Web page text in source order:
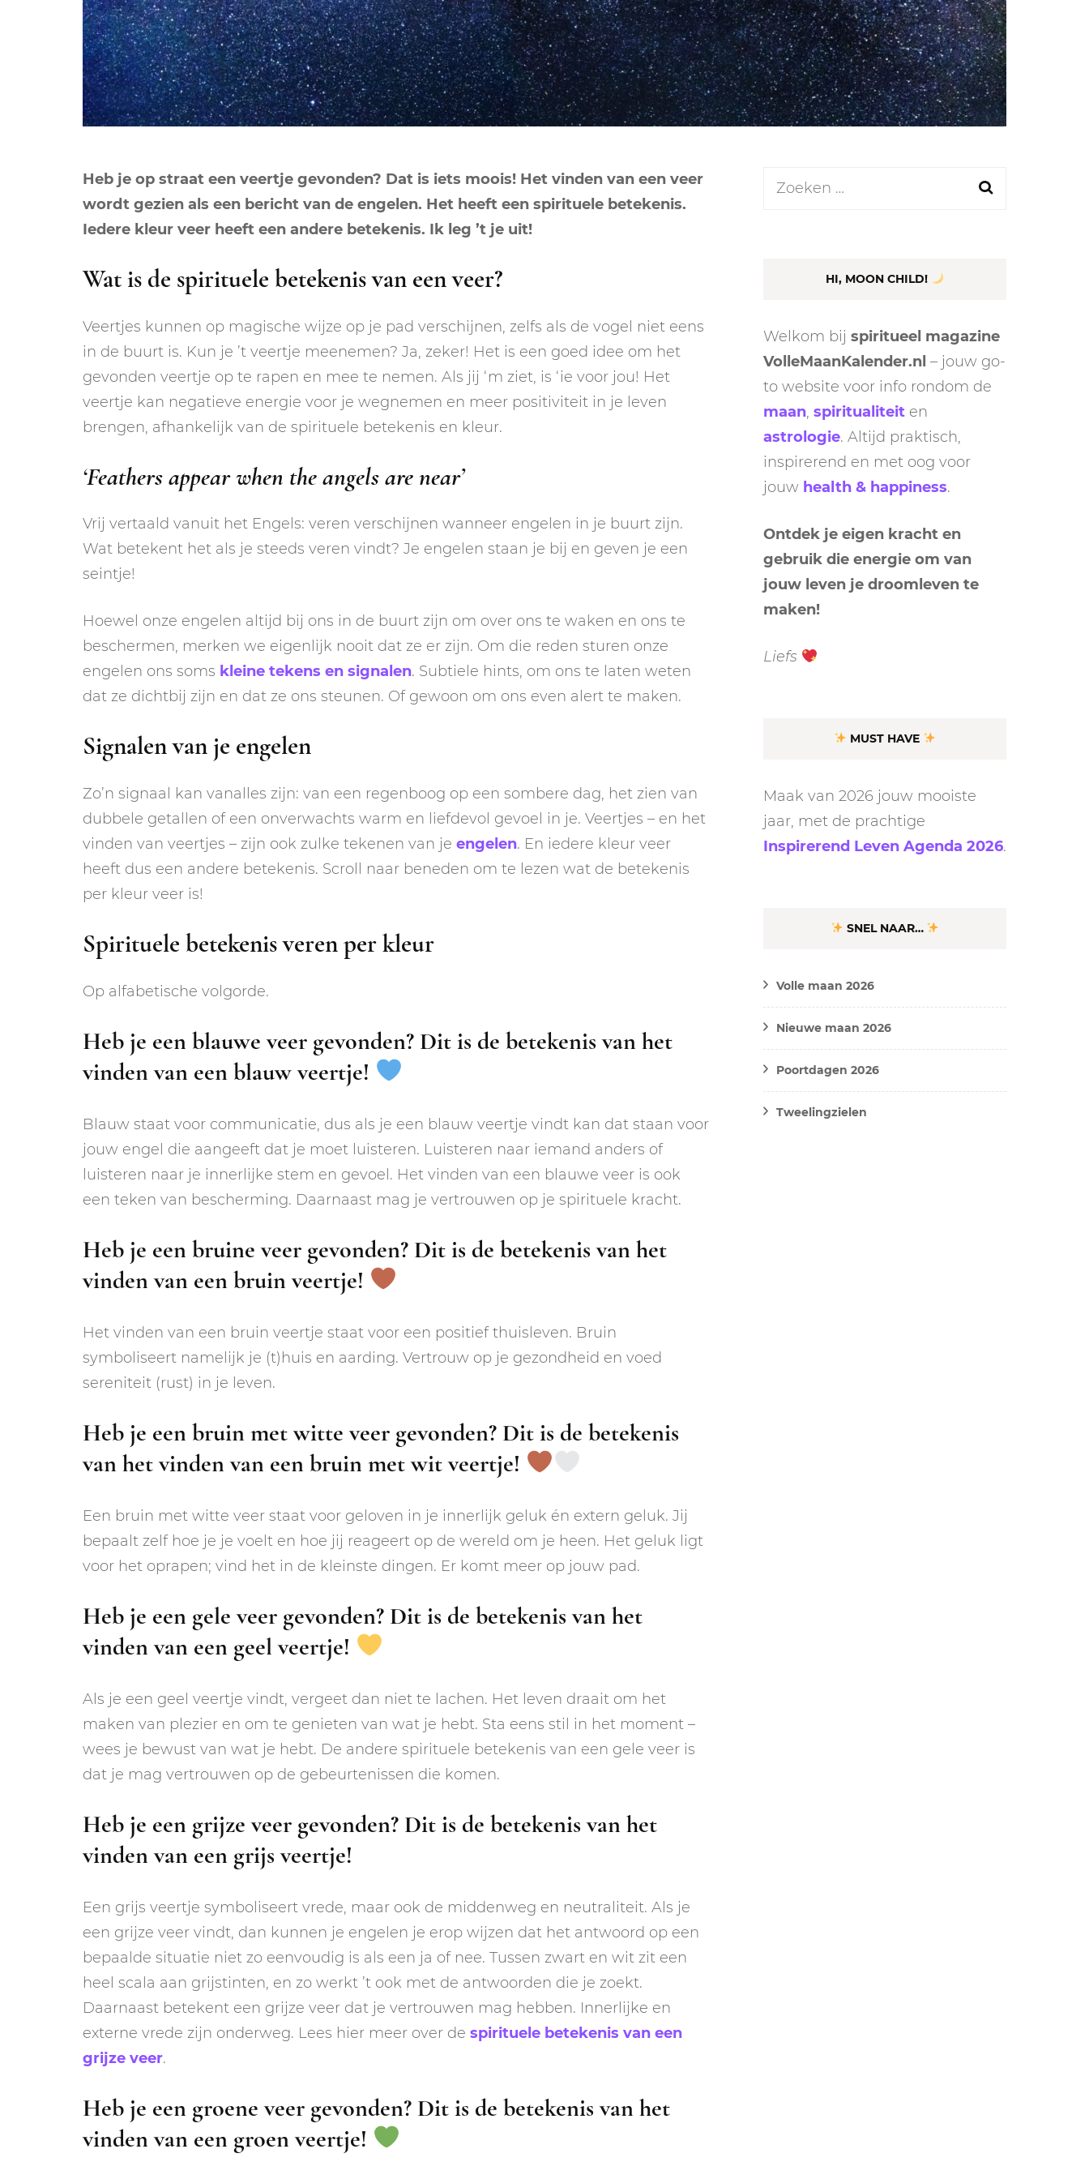
NEGENDE HUIS
TIENDE HUIS
ELFDE HUIS
NEPTUNUS
PLUTO
CHIRON
ORAKEL
RITUELEN
NIEUWE MAAN
RITUELEN
MERCURIUS
RETROGRADE RITUEEL
SPIRIT ANIMALS
Heb je op straat een veertje gevonden? Dat is iets moois! Het vinden van een veer
wordt gezien als een bericht van de engelen. Het heeft een spirituele betekenis.
Iedere kleur veer heeft een andere betekenis. Ik leg ’t je uit!
Wat is de spirituele betekenis van een veer?
Veertjes kunnen op magische wijze op je pad verschijnen, zelfs als de vogel niet eens
in de buurt is. Kun je ’t veertje meenemen? Ja, zeker! Het is een goed idee om het
gevonden veertje op te rapen en mee te nemen. Als jij ‘m ziet, is ‘ie voor jou! Het
veertje kan negatieve energie voor je wegnemen en meer positiviteit in je leven
brengen, afhankelijk van de spirituele betekenis en kleur.
‘Feathers appear when the angels are near’
Vrij vertaald vanuit het Engels: veren verschijnen wanneer engelen in je buurt zijn.
Wat betekent het als je steeds veren vindt? Je engelen staan je bij en geven je een
seintje!
Hoewel onze engelen altijd bij ons in de buurt zijn om over ons te waken en ons te
beschermen, merken we eigenlijk nooit dat ze er zijn. Om die reden sturen onze
engelen ons soms kleine tekens en signalen. Subtiele hints, om ons te laten weten
dat ze dichtbij zijn en dat ze ons steunen. Of gewoon om ons even alert te maken.
Signalen van je engelen
Zo’n signaal kan vanalles zijn: van een regenboog op een sombere dag, het zien van
dubbele getallen of een onverwachts warm en liefdevol gevoel in je. Veertjes – en het
vinden van veertjes – zijn ook zulke tekenen van je engelen. En iedere kleur veer
heeft dus een andere betekenis. Scroll naar beneden om te lezen wat de betekenis
per kleur veer is!
Spirituele betekenis veren per kleur
Op alfabetische volgorde.
Heb je een blauwe veer gevonden? Dit is de betekenis van het
vinden van een blauw veertje!
Blauw staat voor communicatie, dus als je een blauw veertje vindt kan dat staan voor
jouw engel die aangeeft dat je moet luisteren. Luisteren naar iemand anders of
luisteren naar je innerlijke stem en gevoel. Het vinden van een blauwe veer is ook
een teken van bescherming. Daarnaast mag je vertrouwen op je spirituele kracht.
Heb je een bruine veer gevonden? Dit is de betekenis van het
vinden van een bruin veertje!
Het vinden van een bruin veertje staat voor een positief thuisleven. Bruin
symboliseert namelijk je (t)huis en aarding. Vertrouw op je gezondheid en voed
sereniteit (rust) in je leven.
Heb je een bruin met witte veer gevonden? Dit is de betekenis
van het vinden van een bruin met wit veertje!
Een bruin met witte veer staat voor geloven in je innerlijk geluk én extern geluk. Jij
bepaalt zelf hoe je je voelt en hoe jij reageert op de wereld om je heen. Het geluk ligt
voor het oprapen; vind het in de kleinste dingen. Er komt meer op jouw pad.
Heb je een gele veer gevonden? Dit is de betekenis van het
vinden van een geel veertje!
Als je een geel veertje vindt, vergeet dan niet te lachen. Het leven draait om het
maken van plezier en om te genieten van wat je hebt. Sta eens stil in het moment –
wees je bewust van wat je hebt. De andere spirituele betekenis van een gele veer is
dat je mag vertrouwen op de gebeurtenissen die komen.
Heb je een grijze veer gevonden? Dit is de betekenis van het
vinden van een grijs veertje!
Een grijs veertje symboliseert vrede, maar ook de middenweg en neutraliteit. Als je
een grijze veer vindt, dan kunnen je engelen je erop wijzen dat het antwoord op een
bepaalde situatie niet zo eenvoudig is als een ja of nee. Tussen zwart en wit zit een
heel scala aan grijstinten, en zo werkt ’t ook met de antwoorden die je zoekt.
Daarnaast betekent een grijze veer dat je vertrouwen mag hebben. Innerlijke en
externe vrede zijn onderweg. Lees hier meer over de spirituele betekenis van een
grijze veer.
Heb je een groene veer gevonden? Dit is de betekenis van het
vinden van een groen veertje!
Zoeken
HI, MOON CHILD!
Welkom bij spiritueel magazine
VolleMaanKalender.nl – jouw go-
to website voor info rondom de
maan, spiritualiteit en
astrologie. Altijd praktisch,
inspirerend en met oog voor
jouw health & happiness.
Ontdek je eigen kracht en
gebruik die energie om van
jouw leven je droomleven te
maken!
Liefs
MUST HAVE
Maak van 2026 jouw mooiste
jaar, met de prachtige
Inspirerend Leven Agenda 2026.
SNEL NAAR…
Volle maan 2026
Nieuwe maan 2026
Poortdagen 2026
Tweelingzielen